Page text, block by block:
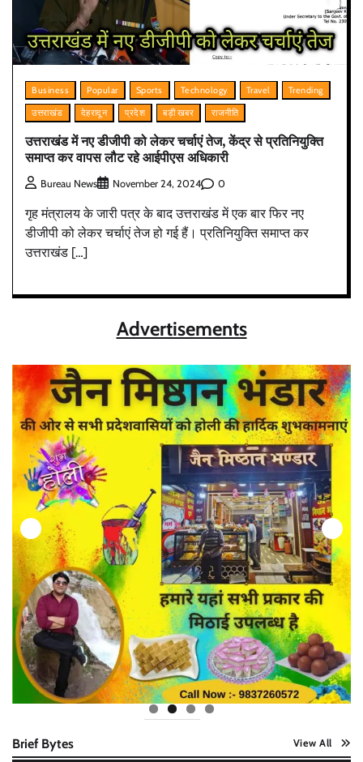
Business Popular Sports Technology Travel
Trending
उत्तराखंड
देहरादून प्रदेश बड़ी खबर राजनीति
उत्तराखंड में नए डीजीपी को लेकर चर्चाएं तेज, केंद्र से प्रतिनियुक्ति
समाप्त कर वापस लौट रहे आईपीएस अधिकारी
Bureau News November 24, 2024 0
गृह मंत्रालय के जारी पत्र के बाद उत्तराखंड में एक बार फिर नए
डीजीपी को लेकर चर्चाएं तेज हो गई हैं। प्रतिनियुक्ति समाप्त कर
उत्तराखंड […]
Advertisements
Brief Bytes View All